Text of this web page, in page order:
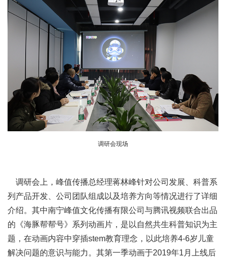
调研会现场
调研会上，峰值传播总经理蒋林峰针对公司发展、科普系
列产品开发、公司团队组成以及培养方向等情况进行了详细
介绍。其中南宁峰值文化传播有限公司与腾讯视频联合出品
的《海豚帮帮号》系列动画片，是以自然共生科普知识为主
题，在动画内容中穿插stem教育理念，以此培养4-6岁儿童
解决问题的意识与能力。其第一季动画于2019年1月上线后